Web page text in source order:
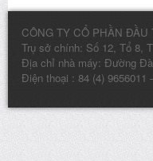
CÔNG TY CỔ PHẦN ĐẦU
Trụ sở chính: Số 12, Tổ 8,
Địa chỉ nhà máy: Đường
Điện thoại : 84 (4) 9656011